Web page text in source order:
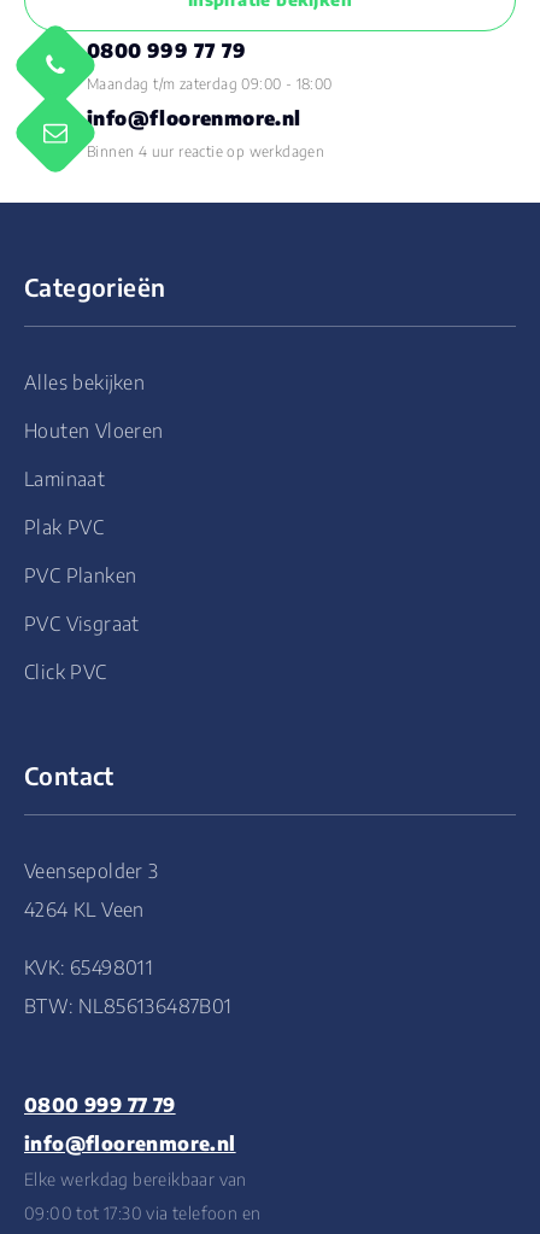
0800 999 77 79
Maandag t/m zaterdag 09:00 - 18:00
info@floorenmore.nl
Binnen 4 uur reactie op werkdagen
Categorieën
Alles bekijken
Houten Vloeren
Laminaat
Plak PVC
PVC Planken
PVC Visgraat
Click PVC
Contact
Veensepolder 3
4264 KL Veen
KVK: 65498011
BTW: NL856136487B01
0800 999 77 79
info@floorenmore.nl
Elke werkdag bereikbaar van
09:00 tot 17:30 via telefoon en